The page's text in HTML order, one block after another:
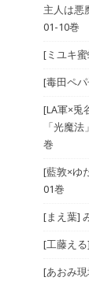
主人は悪
01-10巻
[ミユキ
[毒田ペ
[LA軍×兎
「光魔
巻
[藍敦×ゆ
01巻
[まえ葉]
[工藤え
[あおみ